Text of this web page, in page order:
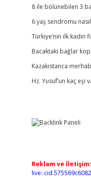
8 ile bölünebilen 3
6 yaş sendromu
Türkiye’nin ilk kadın
Bacaktaki bağlar
Kazakistanca
Hz. Yusuf’un kaç eşi
Reklam ve İletişim: